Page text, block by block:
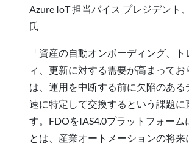
Azure IoT 担当バイス プレジデント
氏
「資産の自動オンボーディング、
ィ、更新に対する需要が高まってお
は、運用を中断する前に欠陥のある
速に特定して交換するという課題に
す。FDOをIAS4.0プラットフォーム
とは、産業オートメーションの将来